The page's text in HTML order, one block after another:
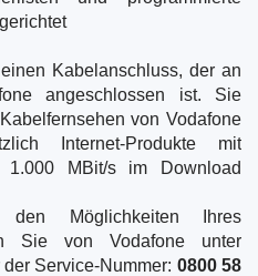
Kabelanschluss, der an
angeschlossen ist. Sie
von Vodafone
Internet-Produkte mit
MBit/s im Download
Möglichkeiten Ihres
Sie von Vodafone unter
Service-Nummer: 0800 58